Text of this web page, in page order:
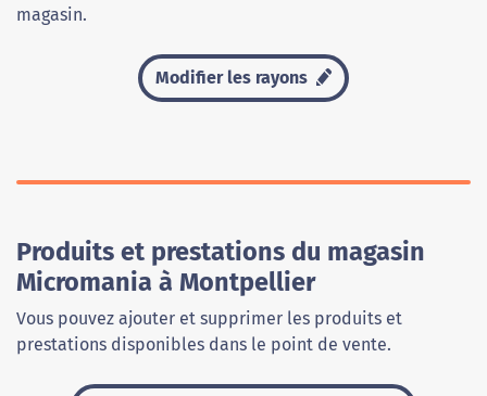
magasin.
Modifier les rayons
Produits et prestations du magasin
Micromania à Montpellier
Vous pouvez ajouter et supprimer les produits et
prestations disponibles dans le point de vente.